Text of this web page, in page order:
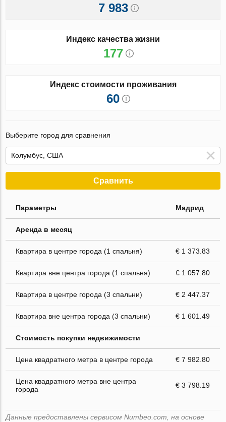
7 983
Индекс качества жизни
177
Индекс стоимости проживания
60
Выберите город для сравнения
Сравнить
Параметры Мадрид
Аренда в месяц
Квартира в центре города (1 спальня) € 1 373.83
Квартира вне центра города (1 спальня) € 1 057.80
Квартира в центре города (3 спальни) € 2 447.37
Квартира вне центра города (3 спальни) € 1 601.49
Стоимость покупки недвижимости
Цена квадратного метра в центре города € 7 982.80
Цена квадратного метра вне центра
города
€ 3 798.19
Данные предоставлены сервисом Numbeo.com, на основе